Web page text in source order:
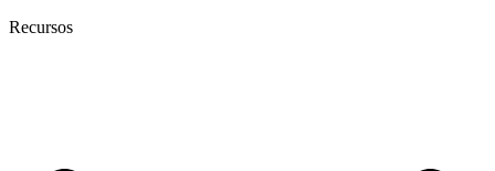
Recursos